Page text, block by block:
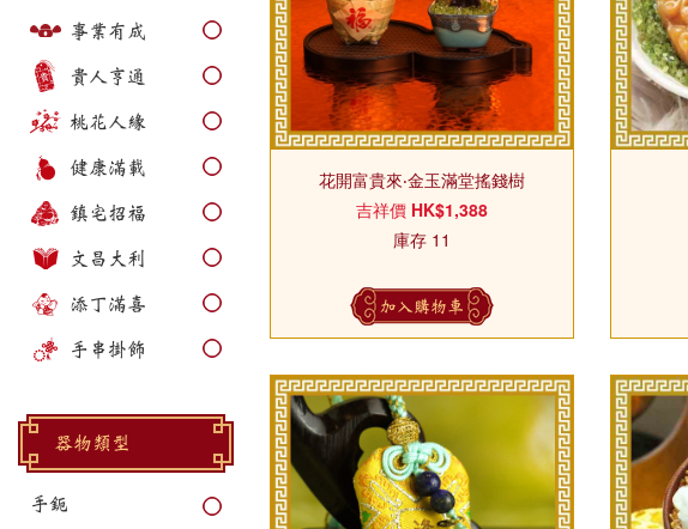
事業有成
貴人亨通
桃花人緣
健康滿載
鎮宅招福
文昌大利
添丁滿喜
手串掛飾
器物類型
手鈪
花開富貴來‧金玉滿堂搖錢樹
吉祥價 HK$1,388
庫存 11
加入購物車